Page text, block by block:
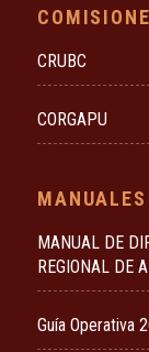
CRUBC
CORGAPU
MANUAL DE
REGIONAL DE
Guía Operativa